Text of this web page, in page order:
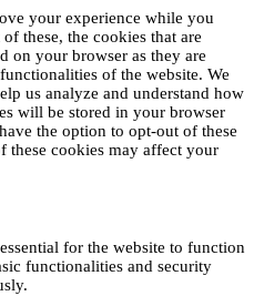
your experience while you
these, the cookies that are
on your browser as they are
of the website. We
us analyze and understand how
will be stored in your browser
the option to opt-out of these
these cookies may affect your
for the website to function
functionalities and security